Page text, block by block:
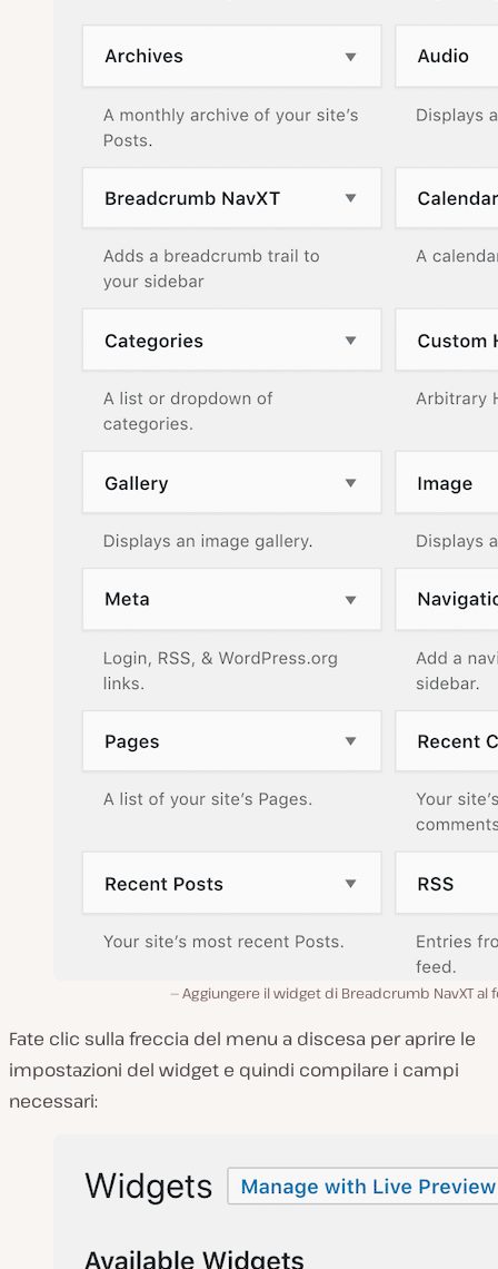
Aggiungere il widget di Breadcrumb NavXT al
Fate clic sulla freccia del menu a discesa per aprire le
impostazioni del widget e quindi compilare i campi
necessari: